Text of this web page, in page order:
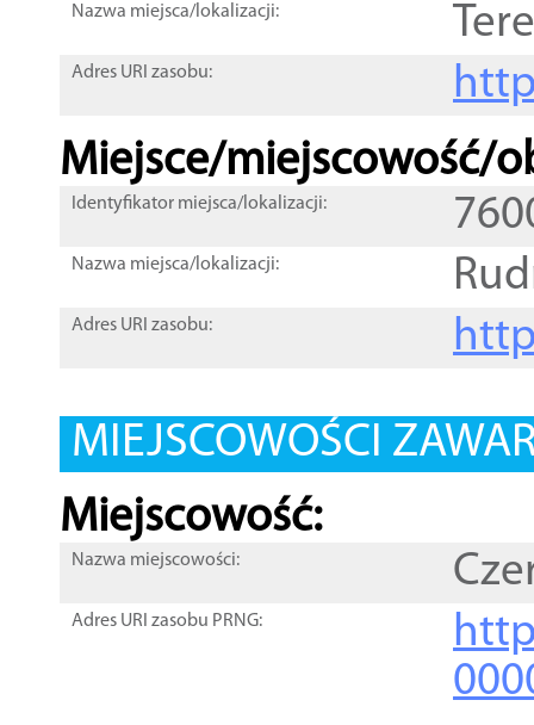
Nazwa miejsca/lokalizacji:
Adres URI zasobu:
Miejsce/miejscowość/
Identyfikator miejsca/lokalizacji:
Nazwa miejsca/lokalizacji:
Adres URI zasobu:
MIEJSCOWOŚCI
Miejscowość:
Nazwa miejscowości:
Adres URI zasobu PRNG: